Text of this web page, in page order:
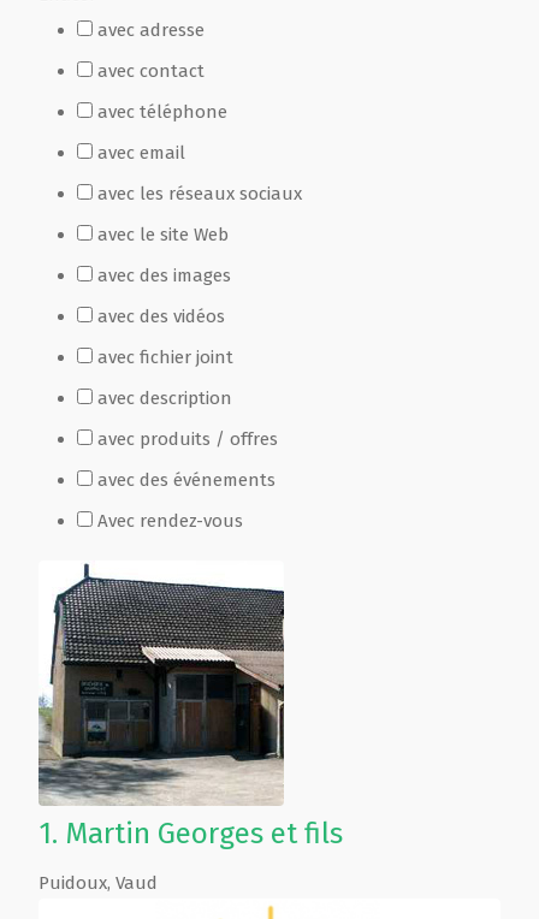
avec adresse
avec contact
avec téléphone
avec email
avec les réseaux sociaux
avec le site Web
avec des images
avec des vidéos
avec fichier joint
avec description
avec produits / offres
avec des événements
Avec rendez-vous
1. Martin Georges et fils
Puidoux, Vaud
Fête Marché Paysan
Partenaires